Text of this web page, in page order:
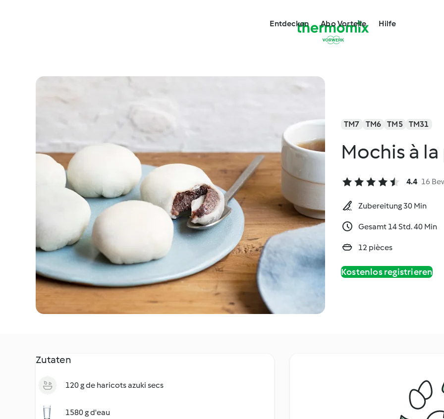
Entdecken Abo Vorteile Hilfe
TM7 TM6 TM5 TM31
Mochis à
4.4 16
Zubereitung 30 Min
Gesamt 14 Std. 40 Min
12 pièces
Kostenlos registrieren
Zutaten
120 g de haricots azuki secs
1580 g d'eau